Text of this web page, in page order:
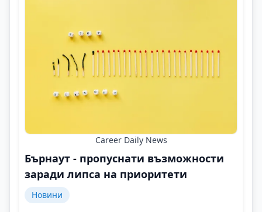
Career Daily News
Бърнаут - пропуснати възможности
заради липса на приоритети
Новини